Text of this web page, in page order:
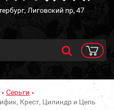
Лиговский пр, 47
Серьги
Крест, Цилиндр и Цепь